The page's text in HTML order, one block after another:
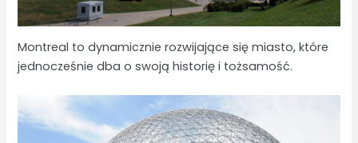
Montreal to dynamicznie rozwijające się miasto, które
jednocześnie dba o swoją historię i tożsamość.